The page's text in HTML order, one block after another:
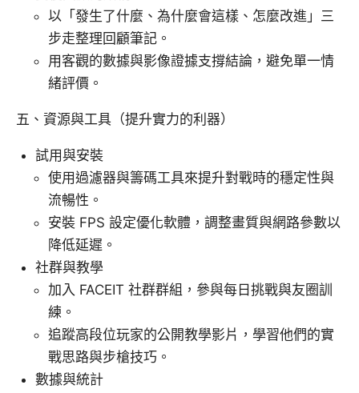
以「發生了什麼、為什麼會這樣、怎麼改進」三
步走整理回顧筆記。
用客觀的數據與影像證據支撐結論，避免單一情
緒評價。
五、資源與工具（提升實力的利器）
試用與安裝
使用過濾器與籌碼工具來提升對戰時的穩定性與
流暢性。
安裝 FPS 設定優化軟體，調整畫質與網路參數以
降低延遲。
社群與教學
加入 FACEIT 社群群組，參與每日挑戰與友圈訓
練。
追蹤高段位玩家的公開教學影片，學習他們的實
戰思路與步槍技巧。
數據與統計